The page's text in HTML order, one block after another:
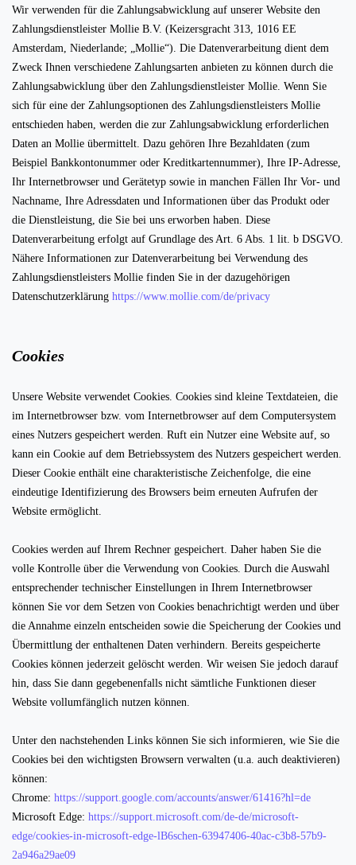
Wir verwenden für die Zahlungsabwicklung auf unserer Website den
Zahlungsdienstleister Mollie B.V. (Keizersgracht 313, 1016 EE
Amsterdam, Niederlande; „Mollie“). Die Datenverarbeitung dient dem
Zweck Ihnen verschiedene Zahlungsarten anbieten zu können durch die
Zahlungsabwicklung über den Zahlungsdienstleister Mollie. Wenn Sie
sich für eine der Zahlungsoptionen des Zahlungsdienstleisters Mollie
entschieden haben, werden die zur Zahlungsabwicklung erforderlichen
Daten an Mollie übermittelt. Dazu gehören Ihre Bezahldaten (zum
Beispiel Bankkontonummer oder Kreditkartennummer), Ihre IP-Adresse,
Ihr Internetbrowser und Gerätetyp sowie in manchen Fällen Ihr Vor- und
Nachname, Ihre Adressdaten und Informationen über das Produkt oder
die Dienstleistung, die Sie bei uns erworben haben. Diese
Datenverarbeitung erfolgt auf Grundlage des Art. 6 Abs. 1 lit. b DSGVO.
Nähere Informationen zur Datenverarbeitung bei Verwendung des
Zahlungsdienstleisters Mollie finden Sie in der dazugehörigen
Datenschutzerklärung https://www.mollie.com/de/privacy
Cookies
Unsere Website verwendet Cookies. Cookies sind kleine Textdateien, die
im Internetbrowser bzw. vom Internetbrowser auf dem Computersystem
eines Nutzers gespeichert werden. Ruft ein Nutzer eine Website auf, so
kann ein Cookie auf dem Betriebssystem des Nutzers gespeichert werden.
Dieser Cookie enthält eine charakteristische Zeichenfolge, die eine
eindeutige Identifizierung des Browsers beim erneuten Aufrufen der
Website ermöglicht.
Cookies werden auf Ihrem Rechner gespeichert. Daher haben Sie die
volle Kontrolle über die Verwendung von Cookies. Durch die Auswahl
entsprechender technischer Einstellungen in Ihrem Internetbrowser
können Sie vor dem Setzen von Cookies benachrichtigt werden und über
die Annahme einzeln entscheiden sowie die Speicherung der Cookies und
Übermittlung der enthaltenen Daten verhindern. Bereits gespeicherte
Cookies können jederzeit gelöscht werden. Wir weisen Sie jedoch darauf
hin, dass Sie dann gegebenenfalls nicht sämtliche Funktionen dieser
Website vollumfänglich nutzen können.
Unter den nachstehenden Links können Sie sich informieren, wie Sie die
Cookies bei den wichtigsten Browsern verwalten (u.a. auch deaktivieren)
können:
Chrome: https://support.google.com/accounts/answer/61416?hl=de
Microsoft Edge: https://support.microsoft.com/de-de/microsoft-
edge/cookies-in-microsoft-edge-lB6schen-63947406-40ac-c3b8-57b9-
2a946a29ae09